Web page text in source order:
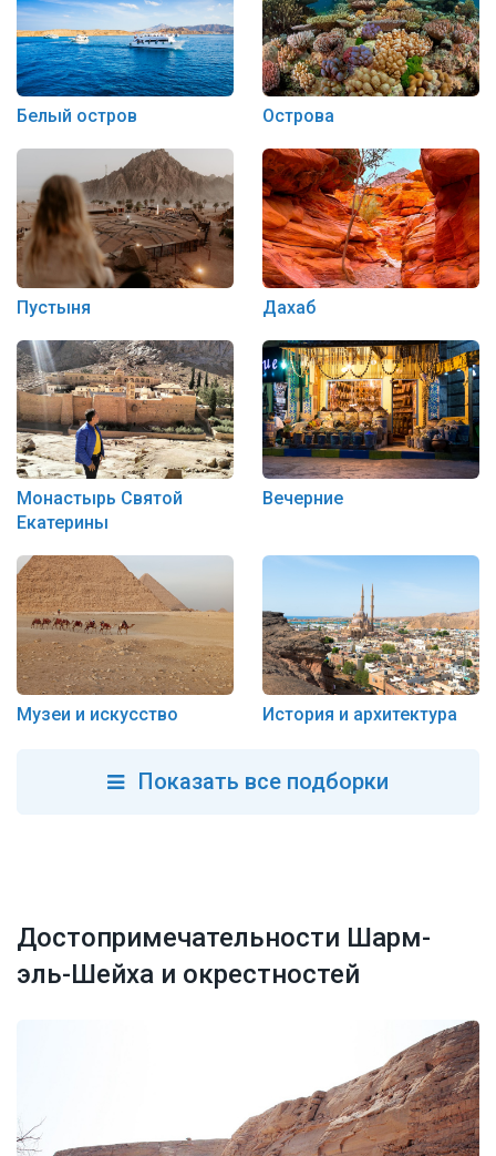
Белый остров Острова
Пустыня Дахаб
Монастырь Святой
Екатерины
Вечерние
Музеи и искусство История и архитектура
Показать все подборки
Достопримечательности Шарм-
эль-Шейха и окрестностей